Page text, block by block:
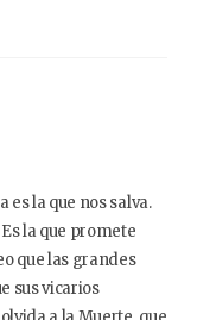
es la que nos salva.
la que promete
que las grandes
sus vicarios